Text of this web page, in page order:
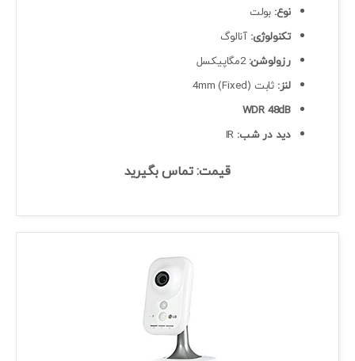
نوع: بولت
تکنولوژی: آنالوگ
رزولوشن: 2مگاپیکسل
لنز: ثابت (Fixed) 4mm
WDR 48dB
دید در شب: IR
قیمت: تماس بگیرید